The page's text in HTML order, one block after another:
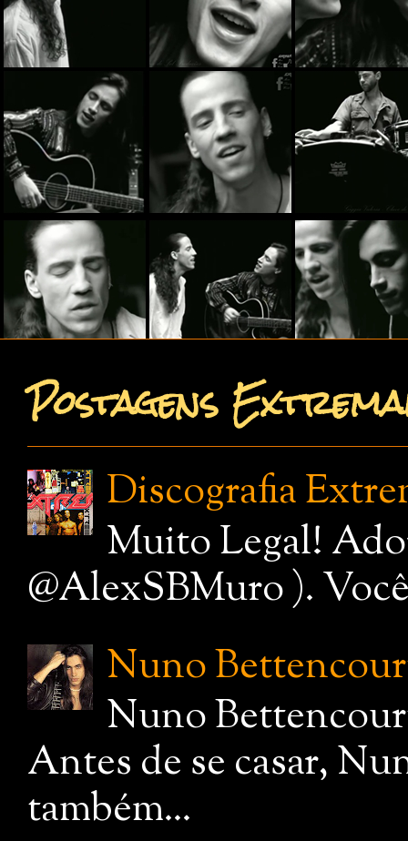
Postagens
Discografia
Muito Legal!
@AlexSBMuro ).
Nuno
Nuno
Antes de se casar,
também...